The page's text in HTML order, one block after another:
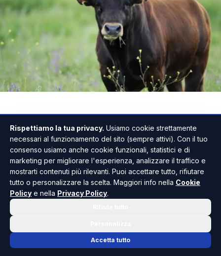
Tragedia nelle campagne tra Gangi e Geraci
Siculo, dove un uomo di 78 anni, Vincenzo
Giaconia, ha perso la vita dopo essere stato
incornato da un toro all’interno di un’azienda
agricola.
Alcuni lavoratori presenti nell’azienda sono
intervenuti nell’immediatezza, prestando i primi
Rispettiamo la tua privacy. Usiamo cookie strettamente
necessari al funzionamento del sito (sempre attivi). Con il tuo
consenso usiamo anche cookie funzionali, statistici e di
marketing per migliorare l'esperienza, analizzare il traffico e
mostrarti contenuti più rilevanti. Puoi accettare tutto, rifiutare
tutto o personalizzare la scelta. Maggiori info nella Cookie
Policy e nella Privacy Policy.
Accetta tutto